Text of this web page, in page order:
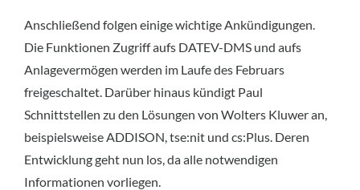
Anschließend folgen einige wichtige Ankündigungen.
Die Funktionen Zugriff aufs DATEV-DMS und aufs
Anlagevermögen werden im Laufe des Februars
freigeschaltet. Darüber hinaus kündigt Paul
Schnittstellen zu den Lösungen von Wolters Kluwer an,
beispielsweise ADDISON, tse:nit und cs:Plus. Deren
Entwicklung geht nun los, da alle notwendigen
Informationen vorliegen.